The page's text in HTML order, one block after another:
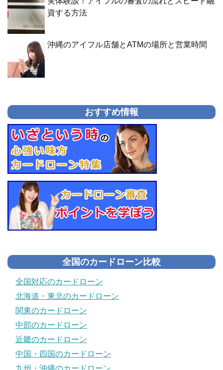
資する方法
沖縄のアイフル店舗とATMの場所と営業時間
おすすめ情報
全国のカードローン比較
全国対応のカードローン
北海道・東北のカードローン
関東のカードローン
中部のカードローン
近畿のカードローン
中国・四国のカードローン